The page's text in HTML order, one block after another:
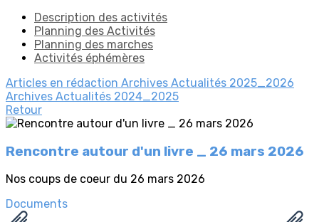
Description des activités
Planning des Activités
Planning des marches
Activités éphémères
Articles en rédaction Archives Actualités 2025_2026
Archives Actualités 2024_2025
Retour
Rencontre autour d'un livre _ 26 mars 2026
Nos coups de coeur du 26 mars 2026
Documents